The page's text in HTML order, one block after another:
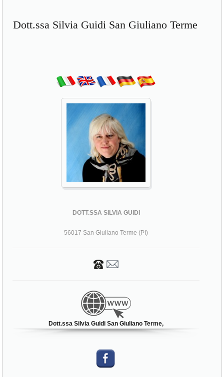
Dott.ssa Silvia Guidi San Giuliano Terme
DOTT.SSA SILVIA GUIDI
56017 San Giuliano Terme (PI)
Dott.ssa Silvia Guidi San Giuliano Terme,